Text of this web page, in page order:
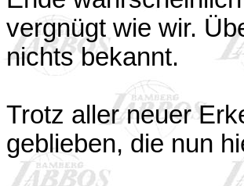
vergnügt wie wir.
nichts bekannt.
Trotz aller neuer
geblieben, die nun